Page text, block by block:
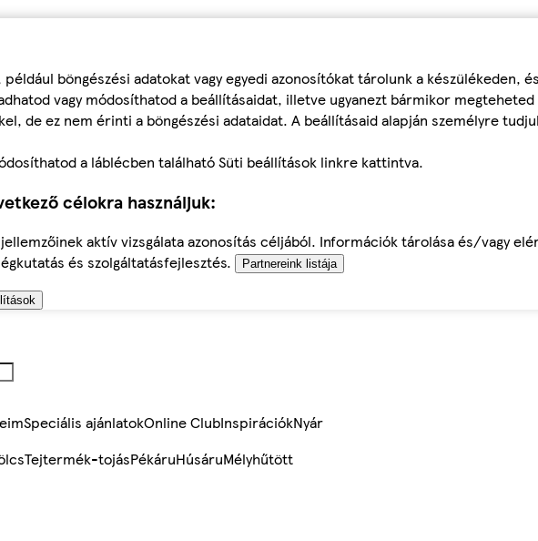
böngészési adatokat vagy egyedi azonosítókat tárolunk a készülékeden,
vagy módosíthatod a beállításaidat, illetve ugyanezt bármikor megteheted
de ez nem érinti a böngészési adataidat. A beállításaid alapján személyre
a láblécben található Süti beállítások linkre kattintva.
célokra használjuk:
aktív vizsgálata azonosítás céljából. Információk tárolása és/vagy
és szolgáltatásfejlesztés.
Partnereink listája
Speciális ajánlatokOnline ClubInspirációkNyár
Tejtermék-tojásPékáruHúsáruMélyhűtött